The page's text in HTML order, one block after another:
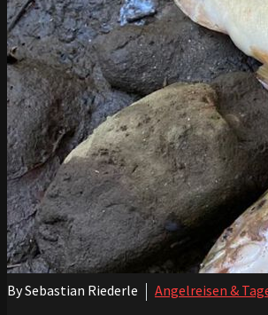
By Sebastian Riederle Angelreisen &